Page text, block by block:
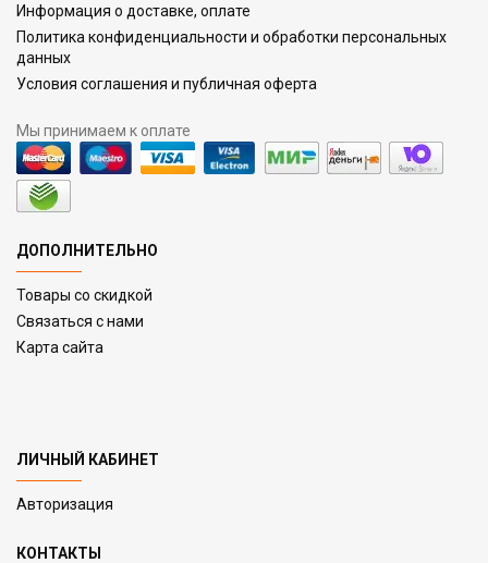
Информация о доставке, оплате
Политика конфиденциальности и обработки персональных
данных
Условия соглашения и публичная оферта
Мы принимаем к оплате
ДОПОЛНИТЕЛЬНО
Товары со скидкой
Связаться с нами
Карта сайта
ЛИЧНЫЙ КАБИНЕТ
Авторизация
КОНТАКТЫ